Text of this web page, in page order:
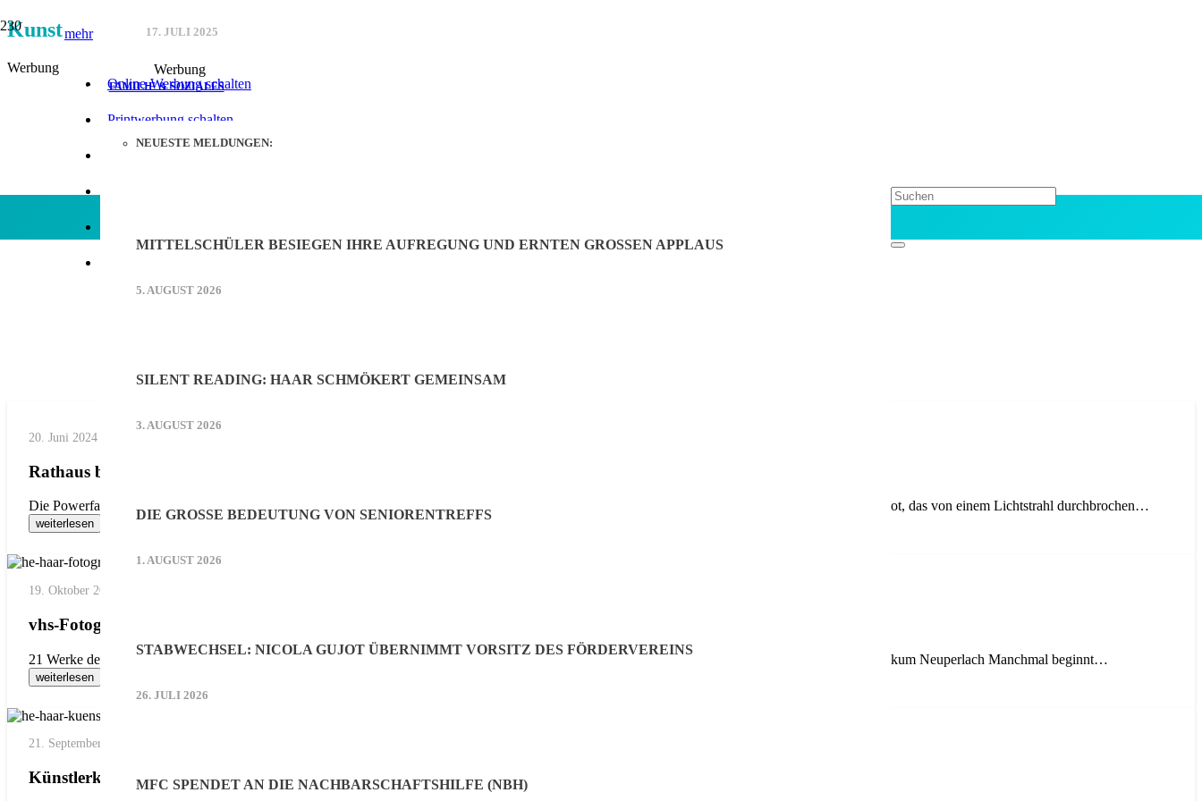
mehr
Online-Werbung schalten
Printwerbung schalten
Werbung
17. JULI 2025
FAMILIE & SOZIALES
NEUESTE MELDUNGEN:
MITTELSCHÜLER BESIEGEN IHRE AUFREGUNG UND ERNTEN GROSSEN APPLAUS
5. AUGUST 2026
SILENT READING: HAAR SCHMÖKERT GEMEINSAM
3. AUGUST 2026
DIE GROSSE BEDEUTUNG VON SENIORENTREFFS
1. AUGUST 2026
STABWECHSEL: NICOLA GUJOT ÜBERNIMMT VORSITZ DES FÖRDERVEREINS
26. JULI 2026
MFC SPENDET AN DIE NACHBARSCHAFTSHILFE (NBH)
Kunst
Werbung
20. Juni 2024
Rathaus bekommt Dankbarkeitsbild geschenkt
Die Powerfarbe Rot ist genau richtig in einem Besprechungsraum „Hoffnung“ im Besprechungsraum Es strahlt in vielen Schattierungen von kräftigem Rot, das von einem Lichtstrahl durchbrochen…
weiterlesen
19. Oktober 2021
vhs-Fotogruppe sorgt für schöne Aussichten an weißen Wänden
21 Werke der VHS Haar Fotogruppe hängen nun zur Freude der Patienten im Klinikum Neuperlach Michael von Ferrari initiiert Spendenaktion für Klinikum Neuperlach Manchmal beginnt…
weiterlesen
21. September 2021
Künstlerkreis stellt aus